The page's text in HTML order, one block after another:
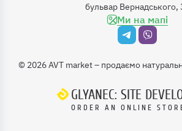
бульвар Вернадського,
Ми на мапі
© 2026AVT market – продаємо
GLYANEC: SITE
ORDER AN ONLINE